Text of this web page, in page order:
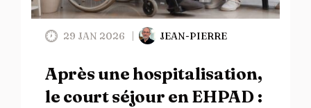
29 JAN 2026 JEAN-PIERRE
Après une hospitalisation,
le court séjour en EHPAD :